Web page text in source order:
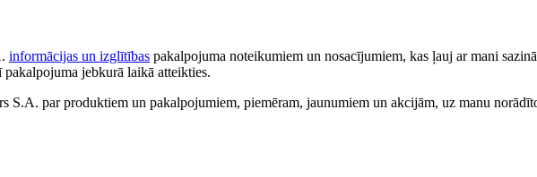
informācijas un izglītības pakalpojuma noteikumiem un nosacījumiem, kas ļauj ar mani
jebkurā laikā atteikties.
par produktiem un pakalpojumiem, piemēram, jaunumiem un akcijām, uz manu